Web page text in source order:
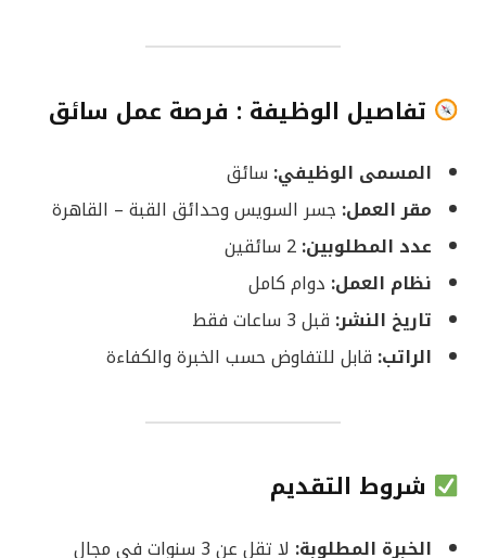
تفاصيل الوظيفة : فرصة عمل سائق
المسمى الوظيفي: سائق
مقر العمل: جسر السويس وحدائق القبة – القاهرة
عدد المطلوبين:
نظام العمل: دوام كامل
تاريخ النشر: قبل 3 ساعات فقط
الراتب: قابل للتفاوض حسب الخبرة والكفاءة
شروط التقديم
الخبرة المطلوبة:
لا تقل عن 3 سنوات في مجال